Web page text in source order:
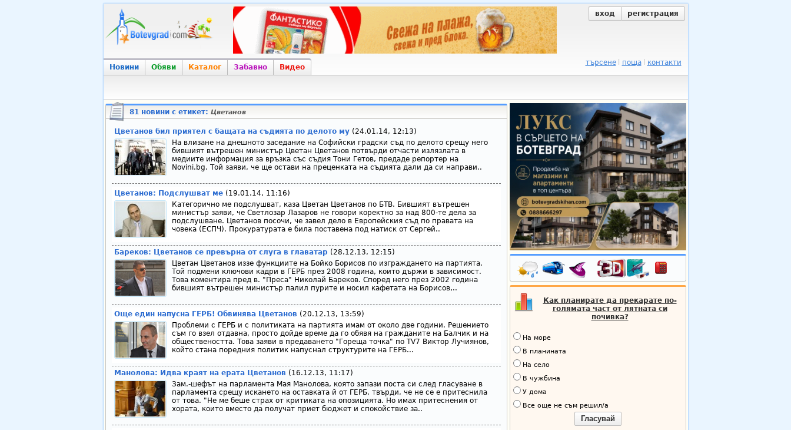
вход регистрация
Новини Обяви Каталог Забавно Видео
търсене поща контакти
81 новини с етикет: Цветанов
Цветанов бил приятел с бащата на съдията по делото му (24.01.14, 12:13)
На влизане на днешното заседание на Софийски градски съд по делото срещу него
бившият вътрешен министър Цветан Цветанов потвърди отчасти излязлата в
медиите информация за връзка със съдия Тони Гетов, предаде репортер на
Novini.bg. Той заяви, че ще остави на преценката на съдията дали да си направи..
Цветанов: Подслушват ме (19.01.14, 11:16)
Категорично ме подслушват, каза Цветан Цветанов по БТВ. Бившият вътрешен
министър заяви, че Светлозар Лазаров не говори коректно за над 800-те дела за
подслушване. Цветанов посочи, че завел дело в Европейския съд по правата на
човека (ЕСПЧ). Прокуратурата е била поставена под натиск от Сергей..
Бареков: Цветанов се превърна от слуга в главатар (28.12.13, 12:15)
Цветан Цветанов иззе функциите на Бойко Борисов по изграждането на партията.
Той подмени ключови кадри в ГЕРБ през 2008 година, които държи в зависимост.
Това коментира пред в. "Преса" Николай Бареков. Според него през 2002 година
бившият вътрешен министър палил пурите и носил кафетата на Борисов,..
Още един напусна ГЕРБ! Обвинява Цветанов (20.12.13, 13:59)
Проблеми с ГЕРБ и с политиката на партията имам от около две години. Решението
съм го взел отдавна, просто дойде време да го обявя на гражданите на Балчик и на
обществеността. Това заяви в предаването "Гореща точка" по TV7 Виктор Лучиянов,
който стана поредния политик напуснал структурите на ГЕРБ...
Манолова: Идва краят на ерата Цветанов (16.12.13, 11:17)
Зам.-шефът на парламента Мая Манолова, която запази поста си след гласуване в
парламента срещу искането на оставката й от ГЕРБ, твърди, че не се е притеснила
от това. "Не ме беше страх от критиката на опозицията. Но имах притеснения от
хората, които вместо да получат приет бюджет и спокойствие за..
Как планирате да прекарате по-
голямата част от лятната си
почивка?
На море
В планината
На село
В чужбина
У дома
Все още не съм решил/а
Гласувай